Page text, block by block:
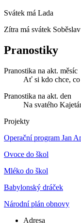
Svátek má Lada
Zítra má svátek Soběslav
Pranostiky
Pranostika na akt. měsíc
Ať si kdo chce,
Pranostika na akt. den
Na svatého
Projekty
Operační program Jan
Ovoce do škol
Mléko do škol
Babylonský dráček
Národní plán obnovy
Adresa